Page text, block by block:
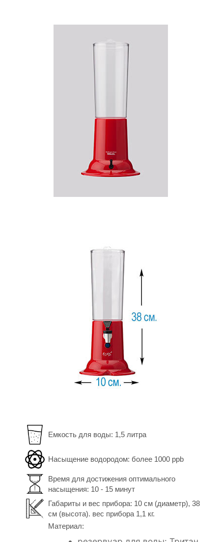
Емкость для воды: 1,5 литра
Насыщение водородом: более 1000 ppb
Время для достижения оптимального
насыщения: 10 - 15 минут
Габариты и вес прибора: 10 см (диаметр), 38
см (высота). вес прибора 1,1 кг.
Материал: